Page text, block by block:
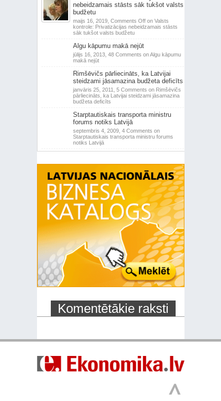
nebeidzamais stāsts sāk tukšot valsts
budžetu
maijs 16, 2019, Comments Offon Valsts
kontrole: Privatizācijas nebeidzamais stāsts
sāk tukšot valsts budžetu
Algu kāpumu makā nejūt
jūlijs 16, 2013, 48 Comments on Algu kāpumu
makā nejūt
Rimšēvičs pārliecināts, ka Latvijai
steidzami jāsamazina budžeta deficīts
janvāris 25, 2011, 5 Comments on Rimšēvičs
pārliecināts, ka Latvijai steidzami jāsamazina
budžeta deficīts
Starptautiskais transporta ministru
forums notiks Latvijā
septembris 4, 2009, 4 Comments on
Starptautiskais transporta ministru forums
notiks Latvijā
Komentētākie raksti